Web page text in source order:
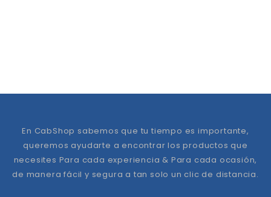
En CabShop sabemos que tu tiempo es importante,
queremos ayudarte a encontrar los productos que
necesites Para cada experiencia & Para cada ocasión,
de manera fácil y segura a tan solo un clic de distancia.